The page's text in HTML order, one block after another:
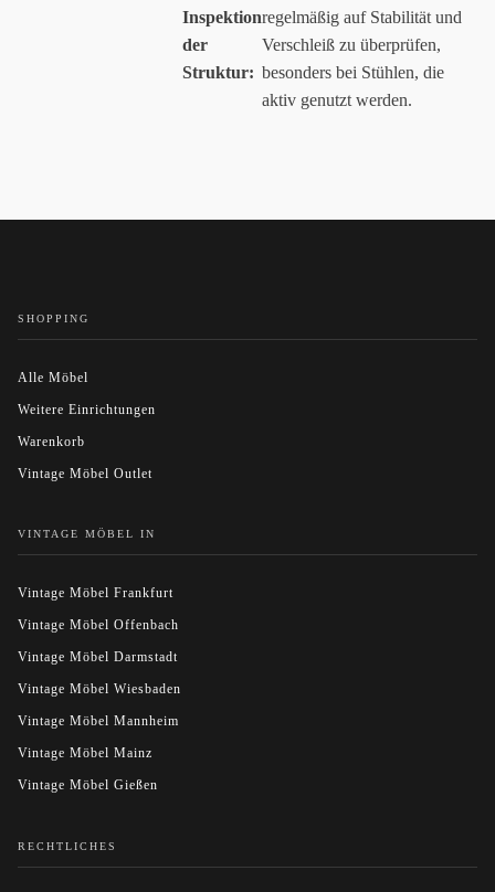
Inspektion
der
Struktur:
regelmäßig auf Stabilität und
Verschleiß zu überprüfen,
besonders bei Stühlen, die
aktiv genutzt werden.
SHOPPING
Alle Möbel
Weitere Einrichtungen
Warenkorb
Vintage Möbel Outlet
VINTAGE MÖBEL IN
Vintage Möbel Frankfurt
Vintage Möbel Offenbach
Vintage Möbel Darmstadt
Vintage Möbel Wiesbaden
Vintage Möbel Mannheim
Vintage Möbel Mainz
Vintage Möbel Gießen
RECHTLICHES